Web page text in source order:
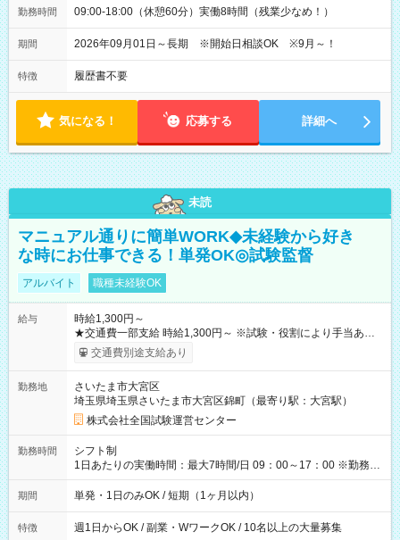
勤務時間 09:00-18:00（休憩60分）実働8時間（残業少なめ！）
期間 2026年09月01日～長期 ※開始日相談OK ※9月～！
特徴 履歴書不要
気になる！ 応募する 詳細へ
未読
マニュアル通りに簡単WORK◆未経験から好き
な時にお仕事できる！単発OK◎試験監督
アルバイト 職種未経験OK
給与
時給1,300円～
★交通費一部支給 時給1,300円～ ※試験・役割により手当あり
※勤務回数により昇給あり 【即給（前払い）オプションあ
り！】 希望される場合、勤務から1週間ほどで給与の一部を受け
例】 ・河合塾模擬試験 8:30～17:30（休憩1時間） 時給1,300円
×8時間＝日収10,400円＋交通費 ※当日の役割により時給＋100
円の場合あり ・国家試験 7:00～13:30（休憩なし） 時給1,300
円（役割手当＋100円）×6時間＝日収8,400円＋交通費 【試用期
間】試用期間なし
交通費別途支給あり
勤務地
さいたま市大宮区
埼玉県埼玉県さいたま市大宮区錦町（最寄り駅：大宮駅）
株式会社全国試験運営センター
勤務時間
シフト制
1日あたりの実働時間：最大7時間/日 09：00～17：00 ※勤務時
間は 試験により異なります。
期間 単発・1日のみOK / 短期（1ヶ月以内）
特徴 週1日からOK / 副業・WワークOK / 10名以上の大量募集